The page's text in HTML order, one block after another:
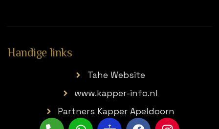
Handige links
Tahe Website
www.kapper-info.nl
Partners Kapper Apeldoorn